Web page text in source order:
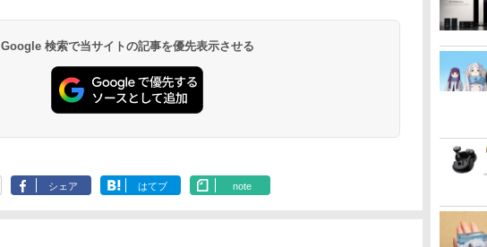
Google 検索で当サイトの記事を優先表示させる
シェア はてブ note